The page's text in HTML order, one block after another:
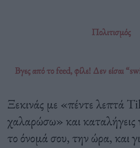
Πολιτισμός
Βγες από το feed, φίλε! Δεν είσαι
Ξεκινάς με «πέντε λεπτά
χαλαρώσω» και καταλήγεις
το όνομά σου, την ώρα, και